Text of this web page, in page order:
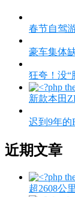
春节自驾
豪车集体
狂夸！没“
新款本田
迟到9年的
近期文章
超2608公